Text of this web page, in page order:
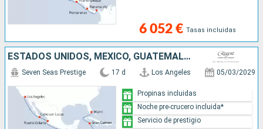
6 052 € Tasas incluidas
ESTADOS UNIDOS, MÉXICO, GUATEMALA, COSTA RICA, COLOMBIA, ISLAS CAIMÁN
Seven Seas Prestige 17 d Los Angeles 05/03/2029
Propinas incluidas
Noche pre-crucero incluida*
Servicio de prestigio